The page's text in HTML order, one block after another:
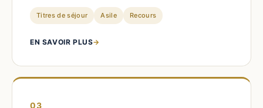
Titres de séjour Asile Recours
EN SAVOIR PLUS→
03